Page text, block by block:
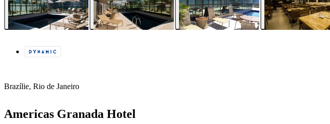
Brazílie, Rio de Janeiro
Americas Granada Hotel